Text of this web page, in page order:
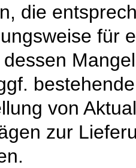
die
für
von
zur